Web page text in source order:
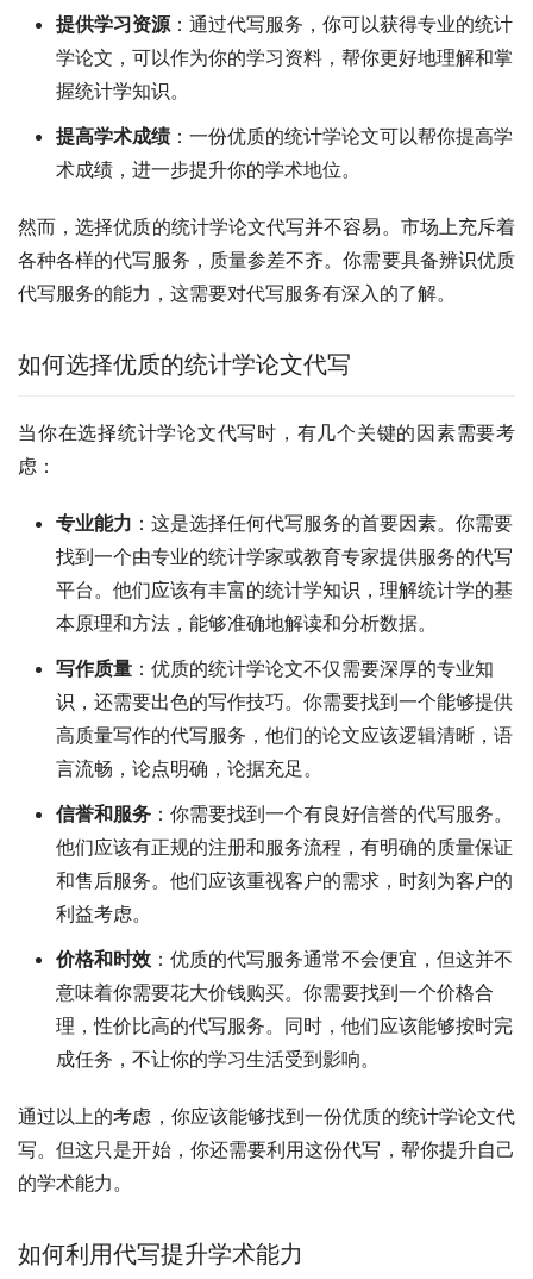
提供学习资源 ：通过代写服务，你可以获得专业的统计
学论文，可以作为你的学习资料，帮你更好地理解和掌
握统计学知识。
提高学术成绩：一份优质的统计学论文可以帮你提高学
术成绩，进一步提升你的学术地位。
然而，选择优质的统计学论文代写并不容易。市场上充斥着
各种各样的代写服务，质量参差不齐。你需要具备辨识优质
代写服务的能力，这需要对代写服务有深入的了解。
如何选择优质的统计学论文代写
当你在选择统计学论文代写时，有几个关键的因素需要考
虑：
专业能力 ：这是选择任何代写服务的首要因素。你需要
找到一个由专业的统计学家或教育专家提供服务的代写
平台。他们应该有丰富的统计学知识，理解统计学的基
本原理和方法，能够准确地解读和分析数据。
写作质量 ：优质的统计学论文不仅需要深厚的专业知
识，还需要出色的写作技巧。你需要找到一个能够提供
高质量写作的代写服务，他们的论文应该逻辑清晰，语
言流畅，论点明确，论据充足。
信誉和服务 ：你需要找到一个有良好信誉的代写服务。
他们应该有正规的注册和服务流程，有明确的质量保证
和售后服务。他们应该重视客户的需求，时刻为客户的
利益考虑。
价格和时效 ：优质的代写服务通常不会便宜，但这并不
意味着你需要花大价钱购买。你需要找到一个价格合
理，性价比高的代写服务。同时，他们应该能够按时完
成任务，不让你的学习生活受到影响。
通过以上的考虑，你应该能够找到一份优质的统计学论文代
写。但这只是开始，你还需要利用这份代写，帮你提升自己
的学术能力。
如何利用代写提升学术能力